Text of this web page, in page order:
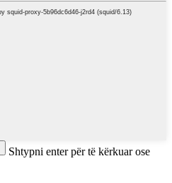
Shtypni enter për të kërkuar ose